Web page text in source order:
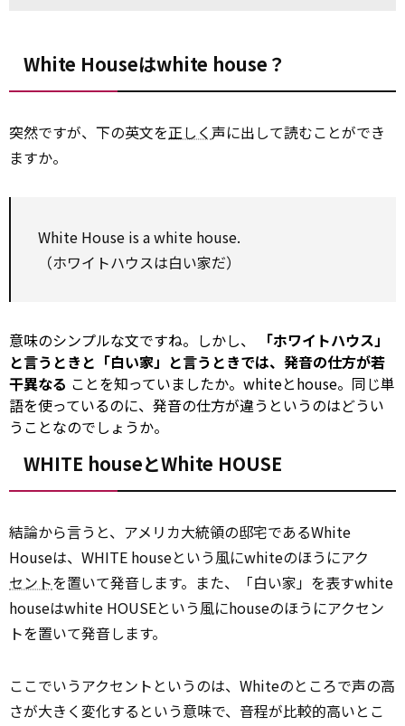
White Houseはwhite house？
突然ですが、下の英文を正しく声に出して読むことができ
ますか。
White House is a white house.
（ホワイトハウスは白い家だ）
意味のシンプルな文ですね。しかし、
「ホワイトハウス」
と言うときと「白い家」と言うときでは、発音の仕方が若
干異なる ことを知っていましたか。whiteとhouse。同じ単
語を使っているのに、発音の仕方が違うというのはどうい
うことなのでしょうか。
WHITE houseとWhite HOUSE
結論から言うと、アメリカ大統領の邸宅であるWhite
Houseは、WHITE houseという風にwhiteのほうにアク
セントを置いて発音します。また、「白い家」を表すwhite
houseはwhite HOUSEという風にhouseのほうにアクセン
トを置いて発音します。
ここでいうアクセントというのは、Whiteのところで声の高
さが大きく変化するという意味で、音程が比較的高いとこ